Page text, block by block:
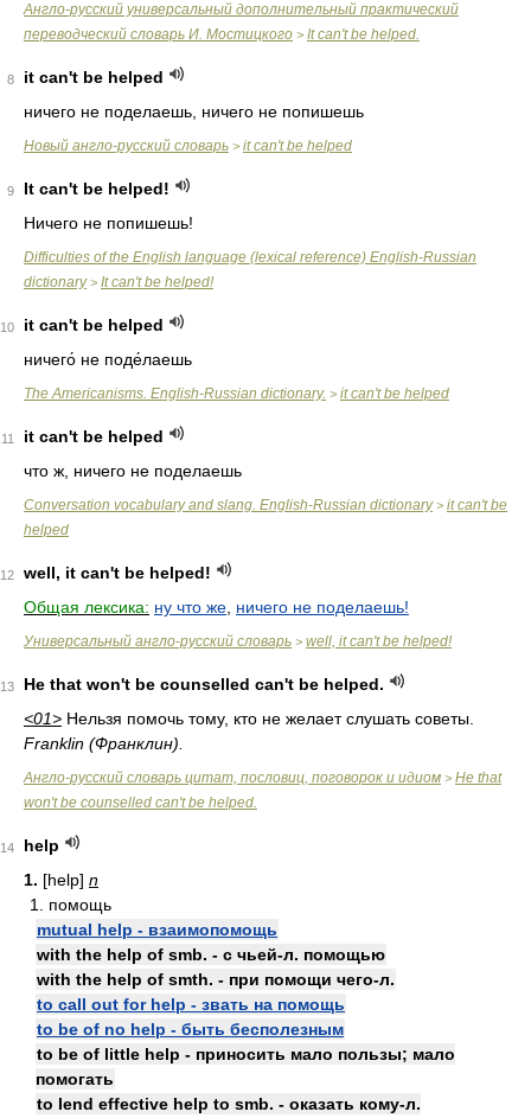
Англо-русский универсальный дополнительный практический
переводческий словарь И. Мостицкого > It can't be helped.
8
it can't be helped
ничего не поделаешь, ничего не попишешь
Новый англо-русский словарь > it can't be helped
9
It can't be helped!
Ничего не попишешь!
Difficulties of the English language (lexical reference) English-Russian
dictionary> It can't be helped!
10
it can't be helped
ничего́ не поде́лаешь
The Americanisms. English-Russian dictionary. > it can't be helped
11
it can't be helped
что ж, ничего не поделаешь
Conversation vocabulary and slang. English-Russian dictionary> it can't be
helped
12
well, it can't be helped!
Общая лексика: ну что же ничего не поделаешь!
Универсальный англо-русский словарь > well, it can't be helped!
13
He that won't be counselled can't be helped.
<01> Нельзя помочь тому, кто не желает слушать советы.
Franklin (Франклин).
Англо-русский словарь цитат, пословиц, поговорок и идиом > He that
won't be counselled can't be helped.
14
help
1. [help] n
1. помощь
mutual help - взаимопомощь
with the help of smb. - с чьей-л. помощью
with the help of smth. - при помощи чего-л.
to call out for help - звать на помощь
to be of no help - быть бесполезным
to be of little help - приносить мало пользы; мало
помогать
to lend effective help to smb. - оказать кому-л.